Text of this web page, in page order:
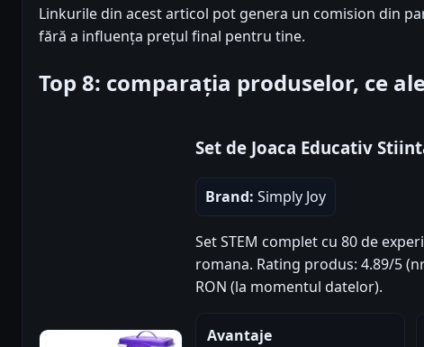
Linkurile din acest articol pot genera un comision din
fără a influența prețul final pentru tine.
Top 8: comparația produselor, ce
Set de Joaca Educativ
Brand: Simply Joy
Set STEM complet cu 80 de
romana. Rating produs: 4.89/5
RON (la momentul datelor).
Avantaje